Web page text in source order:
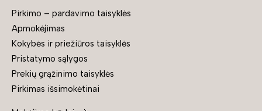
Pirkimo – pardavimo taisyklės
Apmokėjimas
Kokybės ir priežiūros taisyklės
Pristatymo sąlygos
Prekių grąžinimo taisyklės
Pirkimas išsimokėtinai